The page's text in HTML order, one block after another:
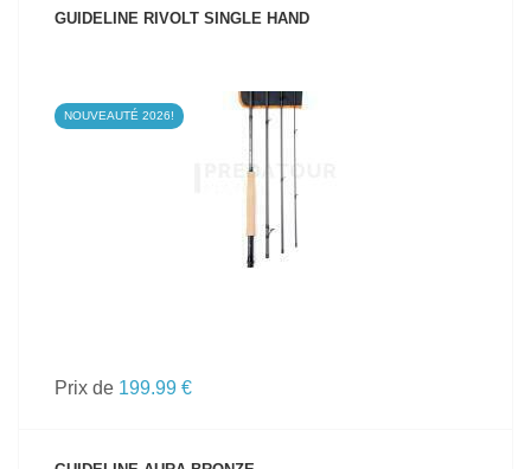
GUIDELINE RIVOLT SINGLE HAND
NOUVEAUTÉ 2026!
VOIR LE PRODUIT
Prix de 199.99 €